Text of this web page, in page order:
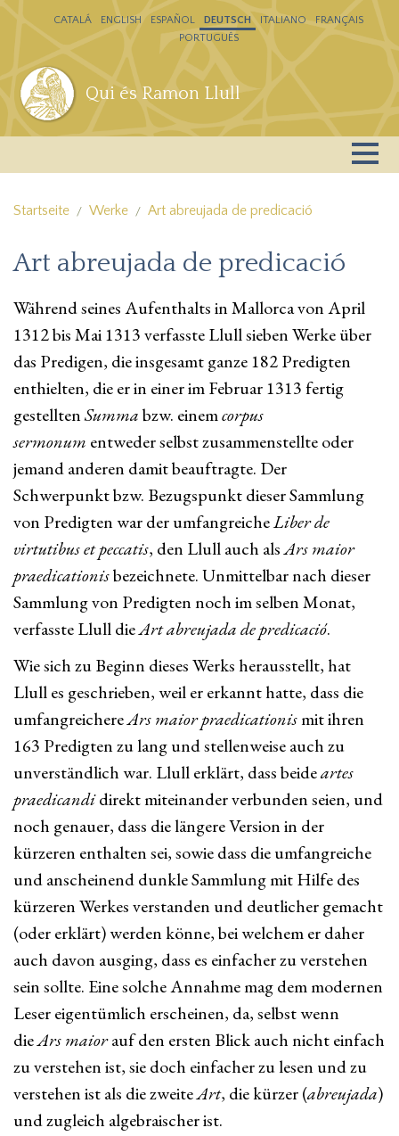
Direkt zum Inhalt
Qui és Ramon Llull
CATALÁ ENGLISH ESPAÑOL DEUTSCH ITALIANO
FRANÇAIS
PORTUGUÊS
Startseite Werke Art abreujada de predicació
Art abreujada de predicació
Während seines Aufenthalts in Mallorca von April
1312 bis Mai 1313 verfasste Llull sieben Werke über
das Predigen, die insgesamt ganze 182 Predigten
enthielten, die er in einer im Februar 1313 fertig
gestelltenSummabzw. einemcorpus
sermonum entweder selbst zusammenstellte oder
jemand anderen damit beauftragte. Der
Schwerpunkt bzw. Bezugspunkt dieser Sammlung
von Predigten war der umfangreicheLiber de
virtutibus et peccatis, den Llull auch alsArs maior
praedicationisbezeichnete. Unmittelbar nach dieser
Sammlung von Predigten noch im selben Monat,
verfasste Llull dieArt abreujada de predicació.
Wie sich zu Beginn dieses Werks herausstellt, hat
Llull es geschrieben, weil er erkannt hatte, dass die
umfangreichereArs maior praedicationismit ihren
163 Predigten zu lang und stellenweise auch zu
unverständlich war. Llull erklärt, dass beideartes
praedicandidirekt miteinander verbunden seien, und
noch genauer, dass die längere Version in der
kürzeren enthalten sei, sowie dass die umfangreiche
und anscheinend dunkle Sammlung mit Hilfe des
kürzeren Werkes verstanden und deutlicher gemacht
(oder erklärt) werden könne, bei welchem er daher
auch davon ausging, dass es einfacher zu verstehen
sein sollte. Eine solche Annahme mag dem modernen
Leser eigentümlich erscheinen, da, selbst wenn
dieArs maiorauf den ersten Blick auch nicht einfach
zu verstehen ist, sie doch einfacher zu lesen und zu
verstehen ist als die zweiteArt, die kürzer (abreujada)
und zugleich algebraischer ist.